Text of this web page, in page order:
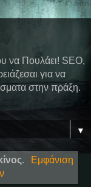
να Πουλάει! SEO,
για να
στην πράξη.
▼
.
Εμφάνιση